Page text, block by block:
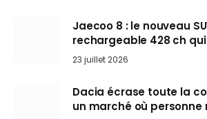
Jaecoo 8 : le nouveau
rechargeable 428 ch qui
arrive en Europe cet
23 juillet 2026
Dacia écrase toute la
un marché où personne